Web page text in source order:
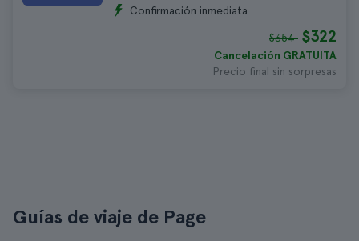
Confirmación inmediata
$354 $322
Cancelación GRATUITA
Precio final sin sorpresas
Guías de viaje de Page